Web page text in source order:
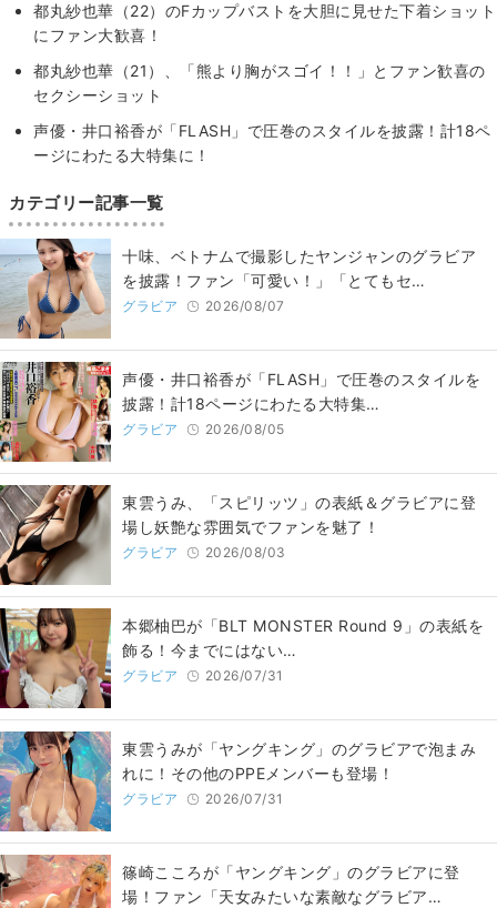
都丸紗也華（22）のFカップバストを大胆に見せた下着ショット
にファン大歓喜！
都丸紗也華（21）、「熊より胸がスゴイ！！」とファン歓喜の
セクシーショット
声優・井口裕香が「FLASH」で圧巻のスタイルを披露！計18ペ
ージにわたる大特集に！
カテゴリー記事一覧
十味、ベトナムで撮影したヤンジャンのグラビア
を披露！ファン「可愛い！」「とてもセ…
グラビア 2026/08/07
声優・井口裕香が「FLASH」で圧巻のスタイルを
披露！計18ページにわたる大特集…
グラビア 2026/08/05
東雲うみ、「スピリッツ」の表紙＆グラビアに登
場し妖艶な雰囲気でファンを魅了！
グラビア 2026/08/03
本郷柚巴が「BLT MONSTER Round 9」の表紙を
飾る！今までにはない…
グラビア 2026/07/31
東雲うみが「ヤングキング」のグラビアで泡まみ
れに！その他のPPEメンバーも登場！
グラビア 2026/07/31
篠崎こころが「ヤングキング」のグラビアに登
場！ファン「天女みたいな素敵なグラビア…